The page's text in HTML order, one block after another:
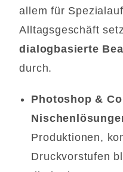
allem für
Alltagsgeschäft
dialogbasierte
durch.
Photoshop &
Produktionen,
Druckvorstufen